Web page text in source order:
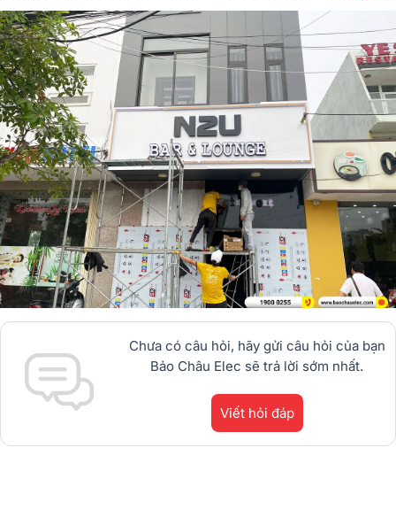
Chưa có câu hỏi, hãy gửi câu hỏi của bạn
Bảo Châu Elec sẽ trả lời sớm nhất.
Viết hỏi đáp